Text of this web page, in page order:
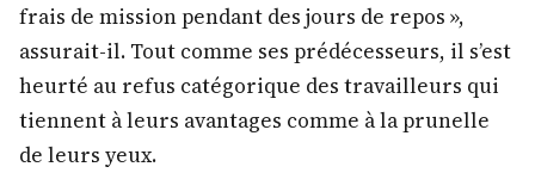
frais de mission pendant des jours de repos »,
assurait-il. Tout comme ses prédécesseurs, il s’est
heurté au refus catégorique des travailleurs qui
tiennent à leurs avantages comme à la prunelle
de leurs yeux.